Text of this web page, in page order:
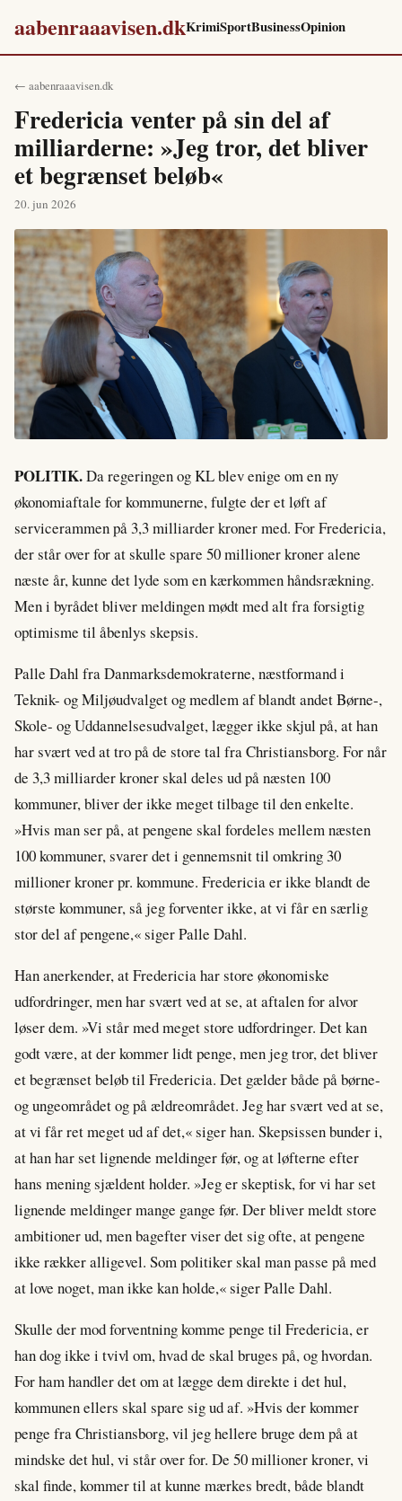
aabenraaavisen.dkKrimiSportBusinessOpinion
← aabenraaavisen.dk
Fredericia venter på sin del af
milliarderne: »Jeg tror, det bliver
et begrænset beløb«
20. jun 2026
POLITIK.Da regeringen og KL blev enige om en ny
økonomiaftale for kommunerne, fulgte der et løft af
servicerammen på 3,3 milliarder kroner med. For Fredericia,
der står over for at skulle spare 50 millioner kroner alene
næste år, kunne det lyde som en kærkommen håndsrækning.
Men i byrådet bliver meldingen mødt med alt fra forsigtig
optimisme til åbenlys skepsis.
Palle Dahl fra Danmarksdemokraterne, næstformand i
Teknik- og Miljøudvalget og medlem af blandt andet Børne-,
Skole- og Uddannelsesudvalget, lægger ikke skjul på, at han
har svært ved at tro på de store tal fra Christiansborg. For når
de 3,3 milliarder kroner skal deles ud på næsten 100
kommuner, bliver der ikke meget tilbage til den enkelte.
»Hvis man ser på, at pengene skal fordeles mellem næsten
100 kommuner, svarer det i gennemsnit til omkring 30
millioner kroner pr. kommune. Fredericia er ikke blandt de
største kommuner, så jeg forventer ikke, at vi får en særlig
stor del af pengene,« siger Palle Dahl.
Han anerkender, at Fredericia har store økonomiske
udfordringer, men har svært ved at se, at aftalen for alvor
løser dem. »Vi står med meget store udfordringer. Det kan
godt være, at der kommer lidt penge, men jeg tror, det bliver
et begrænset beløb til Fredericia. Det gælder både på børne-
og ungeområdet og på ældreområdet. Jeg har svært ved at se,
at vi får ret meget ud af det,« siger han. Skepsissen bunder i,
at han har set lignende meldinger før, og at løfterne efter
hans mening sjældent holder. »Jeg er skeptisk, for vi har set
lignende meldinger mange gange før. Der bliver meldt store
ambitioner ud, men bagefter viser det sig ofte, at pengene
ikke rækker alligevel. Som politiker skal man passe på med
at love noget, man ikke kan holde,« siger Palle Dahl.
Skulle der mod forventning komme penge til Fredericia, er
han dog ikke i tvivl om, hvad de skal bruges på, og hvordan.
For ham handler det om at lægge dem direkte i det hul,
kommunen ellers skal spare sig ud af. »Hvis der kommer
penge fra Christiansborg, vil jeg hellere bruge dem på at
mindske det hul, vi står over for. De 50 millioner kroner, vi
skal finde, kommer til at kunne mærkes bredt, både blandt